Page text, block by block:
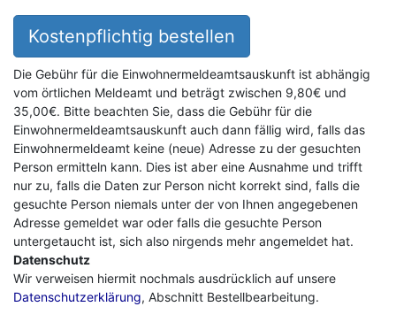
Kostenpflichtig bestellen
Die Gebühr für die Einwohnermeldeamtsauskunft ist abhängig
vom örtlichen Meldeamt und beträgt zwischen 9,80€ und
35,00€. Bitte beachten Sie, dass die Gebühr für die
Einwohnermeldeamtsauskunft auch dann fällig wird, falls das
Einwohnermeldeamt keine (neue) Adresse zu der gesuchten
Person ermitteln kann. Dies ist aber eine Ausnahme und trifft
nur zu, falls die Daten zur Person nicht korrekt sind, falls die
gesuchte Person niemals unter der von Ihnen angegebenen
Adresse gemeldet war oder falls die gesuchte Person
untergetaucht ist, sich also nirgends mehr angemeldet hat.
Datenschutz
Wir verweisen hiermit nochmals ausdrücklich auf unsere
Datenschutzerklärung, Abschnitt Bestellbearbeitung.